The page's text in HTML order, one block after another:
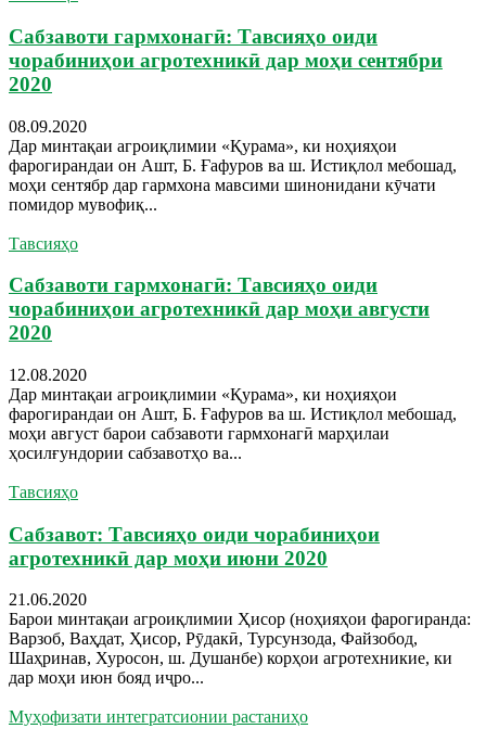
Сабзавоти гармхонагӣ: Тавсияҳо оиди
чорабиниҳои агротехникӣ дар моҳи сентябри
2020
08.09.2020
Дар минтақаи агроиқлимии «Қурама», ки ноҳияҳои
фарогирандаи он Ашт, Б. Ғафуров ва ш. Истиқлол мебошад,
моҳи сентябр дар гармхона мавсими шинонидани кӯчати
помидор мувофиқ...
Тавсияҳо
Сабзавоти гармхонагӣ: Тавсияҳо оиди
чорабиниҳои агротехникӣ дар моҳи августи
2020
12.08.2020
Дар минтақаи агроиқлимии «Қурама», ки ноҳияҳои
фарогирандаи он Ашт, Б. Ғафуров ва ш. Истиқлол мебошад,
моҳи август барои сабзавоти гармхонагӣ марҳилаи
ҳосилғундории сабзавотҳо ва...
Тавсияҳо
Сабзавот: Тавсияҳо оиди чорабиниҳои
агротехникӣ дар моҳи июни 2020
21.06.2020
Барои минтақаи агроиқлимии Ҳисор (ноҳияҳои фарогиранда:
Варзоб, Ваҳдат, Ҳисор, Рӯдакӣ, Турсунзода, Файзобод,
Шаҳринав, Хуросон, ш. Душанбе) корҳои агротехникие, ки
дар моҳи июн бояд иҷро...
Муҳофизати интегратсионии растаниҳо